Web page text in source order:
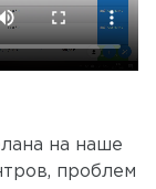
на наше
проблем